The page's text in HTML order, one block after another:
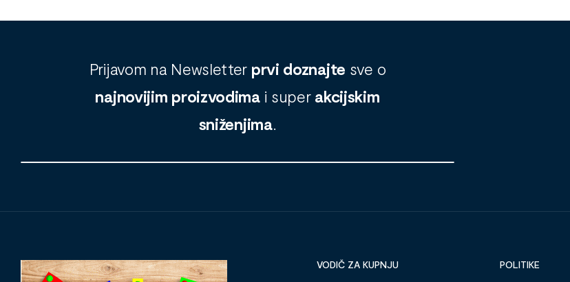
Prijavom na Newsletter prvi doznajte sve o
najnovijim proizvodimai super akcijskim
sniženjima.
VODIČ ZA KUPNJU POLITIKE